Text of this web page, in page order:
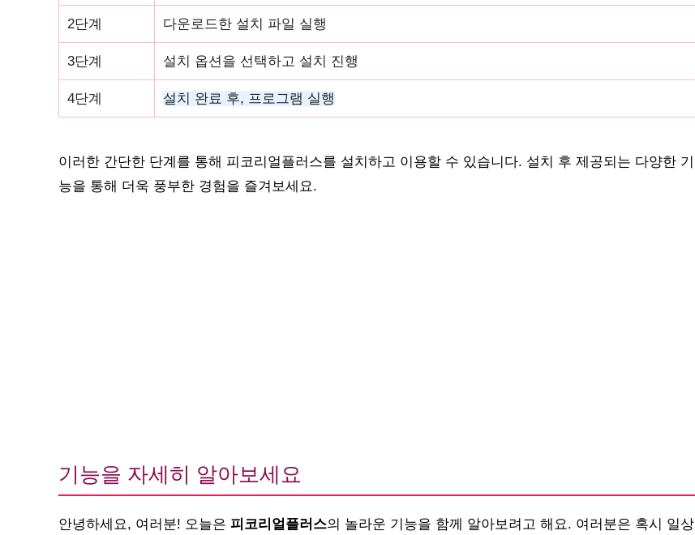
2단계 다운로드한 설치 파일 실행
3단계 설치 옵션을 선택하고 설치 진행
4단계 설치 완료 후, 프로그램 실행
이러한 간단한 단계를 통해 피코리얼플러스를 설치하고 이용할 수 있습니다. 설치 후 제공되는 다양한 기
능을 통해 더욱 풍부한 경험을 즐겨보세요.
기능을 자세히 알아보세요
안녕하세요, 여러분! 오늘은 피코리얼플러스의 놀라운 기능을 함께 알아보려고 해요. 여러분은 혹시 일상